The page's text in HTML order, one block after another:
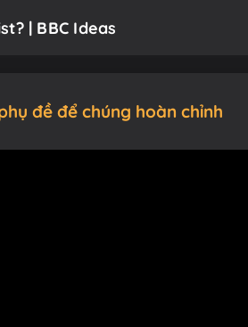
| BBC Ideas
đề để chúng hoàn chỉnh